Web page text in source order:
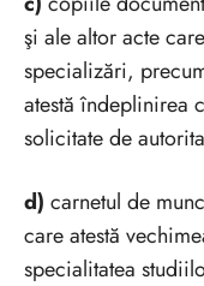
şi ale altor acte
specializări,
atestă îndeplinirea
solicitate de
d) carnetul de
care atestă
specialitatea